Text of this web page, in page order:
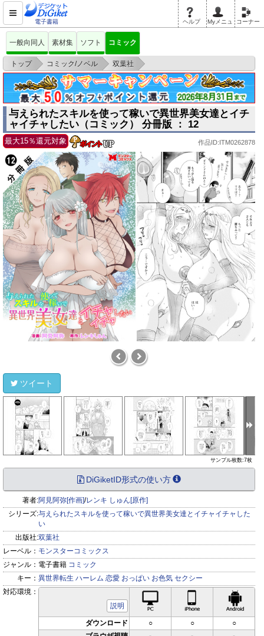
電子書籍 ヘルプ Myメニュ コーナー
一般向同人 素材集 ソフト コミック
トップ > コミック/ノベル > 双葉社
>
与えられたスキルを使って稼いで異世界美女達とイチャイチャしたい（コミ
ック） 分冊
与えられたスキルを使って稼いで異世界美女達とイチ
ャイチャしたい（コミック） 分冊版 ： 12
最大15％還元対象 作品ID:ITM0262878
ツイート
サンプル枚数:7枚
DiGiketID形式の使い方
著者:阿見阿弥[作画]/レンキ しゅん[原作]
シリーズ:与えられたスキルを使って稼いで異世界美女達とイチャイチャした
い
出版社:双葉社
レーベル： モンスターコミックス
ジャンル： 電子書籍 コミック
キー： 異世界転生 ハーレム 恋愛 おっぱい お色気 セクシー
対応環境：
説明
iPhone対応
ダウンロード ○ ○
○